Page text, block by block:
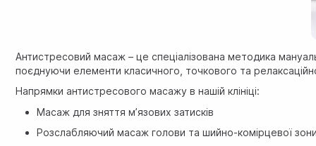
Антистресовий масаж – це спеціалізована методика
поєднуючи елементи класичного, точкового та
Напрямки антистресового масажу в нашій клініці:
Масаж для зняття м’язових затисків
Розслабляючий масаж голови та шийно-комірцевої